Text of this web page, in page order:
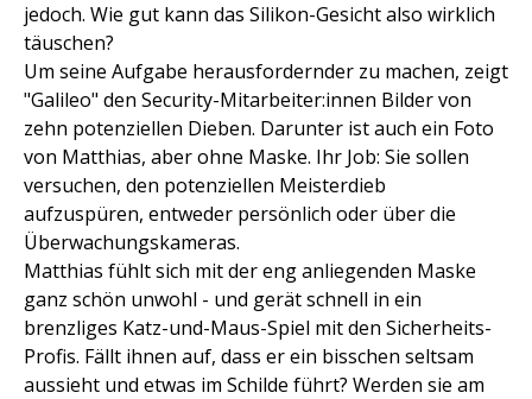
jedoch. Wie gut kann das Silikon-Gesicht also wirklich
täuschen?
Um seine Aufgabe herausfordernder zu machen, zeigt
"Galileo" den Security-Mitarbeiter:innen Bilder von
zehn potenziellen Dieben. Darunter ist auch ein Foto
von Matthias, aber ohne Maske. Ihr Job: Sie sollen
versuchen, den potenziellen Meisterdieb
aufzuspüren, entweder persönlich oder über die
Überwachungskameras.
Matthias fühlt sich mit der eng anliegenden Maske
ganz schön unwohl - und gerät schnell in ein
brenzliges Katz-und-Maus-Spiel mit den Sicherheits-
Profis. Fällt ihnen auf, dass er ein bisschen seltsam
aussieht und etwas im Schilde führt? Werden sie am